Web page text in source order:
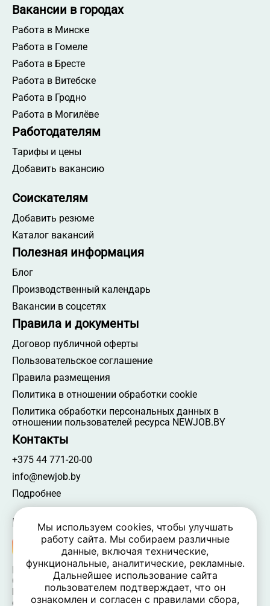
Вакансии в городах
Работа в Минске
Работа в Гомеле
Работа в Бресте
Работа в Витебске
Работа в Гродно
Работа в Могилёве
Работодателям
Тарифы и цены
Добавить вакансию
Соискателям
Добавить резюме
Каталог вакансий
Полезная информация
Блог
Производственный календарь
Вакансии в соцсетях
Правила и документы
Договор публичной оферты
Пользовательское соглашение
Правила размещения
Политика в отношении обработки cookie
Политика обработки персональных данных в
отношении пользователей ресурса NEWJOB.BY
Контакты
+375 44 771-20-00
info@newjob.by
Подробнее
Мы в соцсетях
NEWJOB.BY 🐝 2024 - 2026 | Все права защищены
ООО «Атамантия» | УНП 693331617
Беларусь, Минская обл., Минский р-н, Новодворский
c/c,
Мы используем cookies, чтобы улучшать
работу сайта. Мы собираем различные
данные, включая технические,
функциональные, аналитические, рекламные.
Дальнейшее использование сайта
пользователем подтверждает, что он
ознакомлен и согласен с правилами сбора,